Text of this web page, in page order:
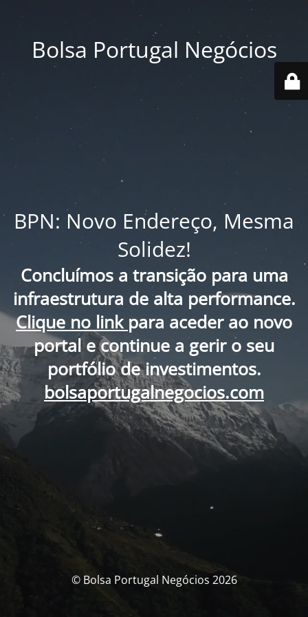
Bolsa Portugal Negócios
BPN: Novo Endereço, Mesma
Solidez!
Concluímos a transição para uma
infraestrutura de alta performance.
Clique no link para aceder ao novo
portal e continue a gerir o seu
portfólio de investimentos.
bolsaportugalnegocios.com
© Bolsa Portugal Negócios 2026